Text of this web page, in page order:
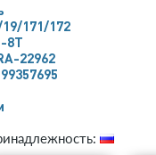
171/172
8Т
22962
99357695